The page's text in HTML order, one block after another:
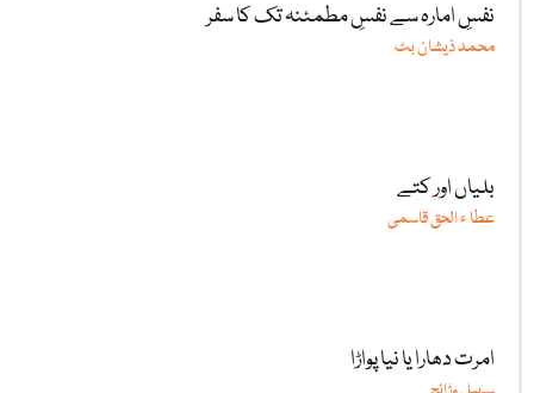
نفسِ امارہ سے نفسِ مطمئنہ تک کا سفر
محمد ذیشان بٹ
بلیاں اور کتے
عطا ء الحق قاسمی
امرت دھارا یا نیا پواڑا